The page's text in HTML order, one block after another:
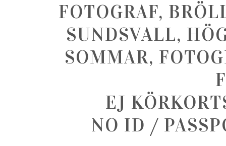
FOTOGRAF,
SUNDSVALL,
SOMMAR,
EJ
NO ID /